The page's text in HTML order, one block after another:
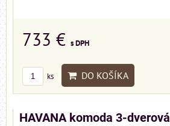
733 € s DPH
ks DO KOŠÍKA
HAVANA komoda 3-dverová